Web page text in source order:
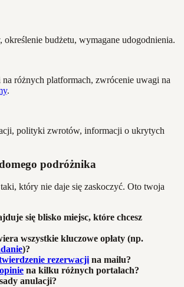
określenie budżetu, wymagane udogodnienia.
różnych platformach, zwrócenie uwagi na
.
polityki zwrotów, informacji o ukrytych
podróżnika
który nie daje się zaskoczyć. Oto twoja
się blisko miejsc, które chcesz
wszystkie kluczowe opłaty (np.
)?
rezerwacjina mailu?
opinie na kilku różnych portalach?
anulacji?